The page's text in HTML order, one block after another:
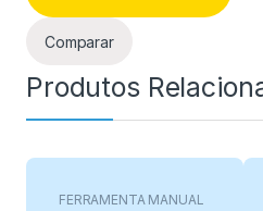
Comparar
Produtos
FERRAMENTA MANUAL